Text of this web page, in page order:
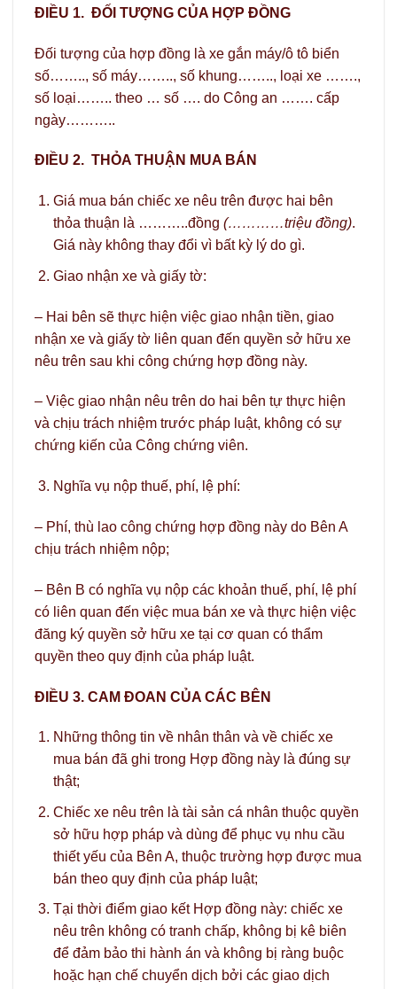
ĐIỀU 1. ĐỐI TƯỢNG CỦA HỢP ĐỒNG
Đối tượng của hợp đồng là xe gắn máy/ô tô biển
số…….., số máy…….., số khung…….., loại xe …….,
số loại…….. theo … số …. do Công an ……. cấp
ngày………..
ĐIỀU 2. THỎA THUẬN MUA BÁN
Giá mua bán chiếc xe nêu trên được hai bên
thỏa thuận là ………..đồng (…………triệu đồng).
Giá này không thay đổi vì bất kỳ lý do gì.
Giao nhận xe và giấy tờ:
– Hai bên sẽ thực hiện việc giao nhận tiền, giao
nhận xe và giấy tờ liên quan đến quyền sở hữu xe
nêu trên sau khi công chứng hợp đồng này.
– Việc giao nhận nêu trên do hai bên tự thực hiện
và chịu trách nhiệm trước pháp luật, không có sự
chứng kiến của Công chứng viên.
Nghĩa vụ nộp thuế, phí, lệ phí:
– Phí, thù lao công chứng hợp đồng này do Bên A
chịu trách nhiệm nộp;
– Bên B có nghĩa vụ nộp các khoản thuế, phí, lệ phí
có liên quan đến việc mua bán xe và thực hiện việc
đăng ký quyền sở hữu xe tại cơ quan có thẩm
quyền theo quy định của pháp luật.
ĐIỀU 3. CAM ĐOAN CỦA CÁC BÊN
Những thông tin về nhân thân và về chiếc xe
mua bán đã ghi trong Hợp đồng này là đúng sự
thật;
Chiếc xe nêu trên là tài sản cá nhân thuộc quyền
sở hữu hợp pháp và dùng để phục vụ nhu cầu
thiết yếu của Bên A, thuộc trường hợp được mua
bán theo quy định của pháp luật;
Tại thời điểm giao kết Hợp đồng này: chiếc xe
nêu trên không có tranh chấp, không bị kê biên
để đảm bảo thi hành án và không bị ràng buộc
hoặc hạn chế chuyển dịch bởi các giao dịch